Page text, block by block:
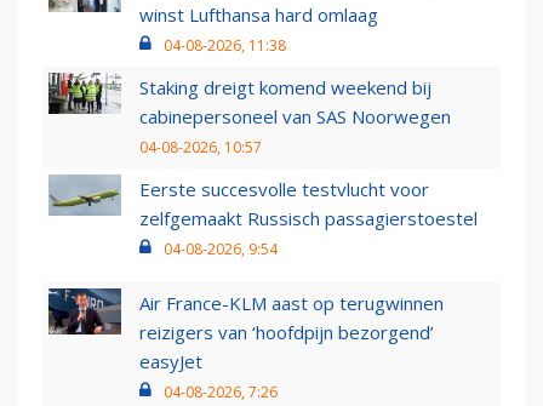
winst Lufthansa hard omlaag
04-08-2026, 11:38
Staking dreigt komend weekend bij
cabinepersoneel van SAS Noorwegen
04-08-2026, 10:57
Eerste succesvolle testvlucht voor
zelfgemaakt Russisch passagierstoestel
04-08-2026, 9:54
Air France-KLM aast op terugwinnen
reizigers van ‘hoofdpijn bezorgend’
easyJet
04-08-2026, 7:26